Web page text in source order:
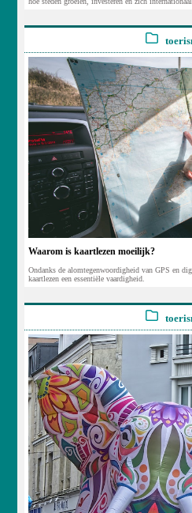
Waarom is kaartlezen moeilijk?
Ondanks de alomtegenwoordigheid van GPS en
kaartlezen een essentiële vaardigheid.